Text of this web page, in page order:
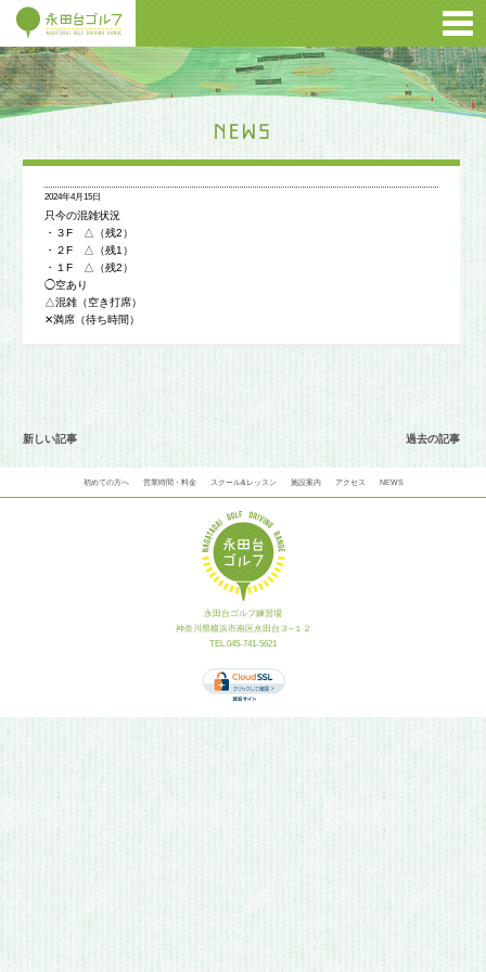
2024年4月15日
只今の混雑状況
・３F △（残2）
・２F △（残1）
・１F △（残2）
◯空あり
△混雑（空き打席）
✕満席（待ち時間）
新しい記事 過去の記事
初めての方へ 営業時間・料金 スクール&レッスン 施設案内 アクセス NEWS
永田台ゴルフ練習場
神奈川県横浜市南区永田台３−１２
TEL.045-741-5621